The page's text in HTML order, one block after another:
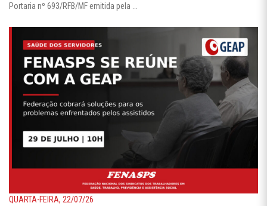
Portaria nº 693/RFB/MF emitida pela ...
QUARTA-FEIRA, 22/07/26